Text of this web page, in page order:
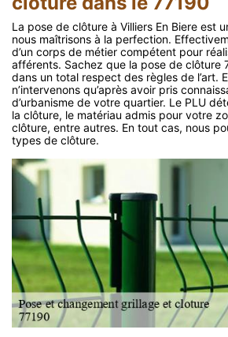
La pose de clôture à Villiers En Biere est
nous maîtrisons à la perfection.
d’un corps de métier compétent pour
afférents. Sachez que la pose de clôture
dans un total respect des règles de l’art.
n’intervenons qu’après avoir pris
d’urbanisme de votre quartier. Le PLU
la clôture, le matériau admis pour votre
clôture, entre autres. En tout cas, nous
types de clôture.